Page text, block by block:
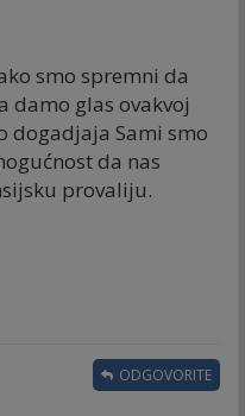
smo spremni da
damo glas ovakvoj
dogadjaja Sami smo
da nas
provaliju.
ODGOVORITE